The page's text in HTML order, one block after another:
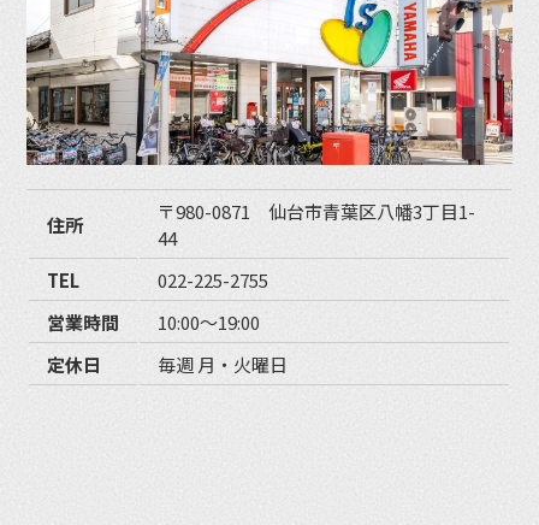
住所
〒980-0871 仙台市青葉区八幡3丁目1-
44
TEL
022-225-2755
営業時間
10:00〜19:00
定休日
毎週 月・火曜日